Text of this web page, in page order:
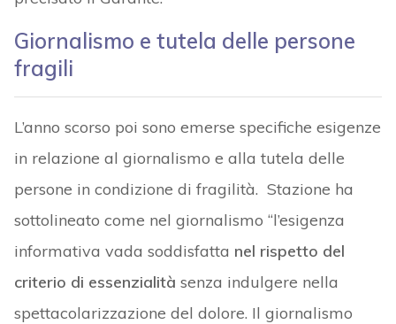
Giornalismo e tutela delle persone
fragili
L’anno scorso poi sono emerse specifiche esigenze
in relazione al giornalismo e alla tutela delle
persone in condizione di fragilità. Stazione ha
sottolineato come nel giornalismo “l’esigenza
informativa vada soddisfatta nel rispetto del
criterio di essenzialità senza indulgere nella
spettacolarizzazione del dolore. Il giornalismo